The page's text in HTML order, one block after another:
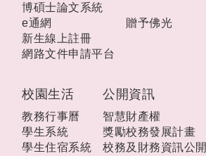
校園生活
教務行事曆
學生系統
學生住宿系統
公開資訊
智慧財產權
獎勵校務發展計畫
校務及財務資訊公開
博碩士論文系統
e通網
新生線上註冊
網路文件申請平台
贈予佛光